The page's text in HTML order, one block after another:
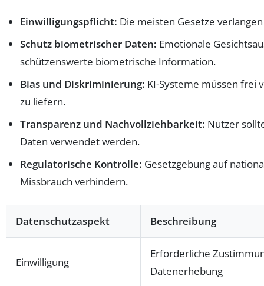
Einwilligungspflicht: Die meisten Gesetze
Schutz biometrischer Daten: Emotionale
schützenswerte biometrische Information.
Bias und Diskriminierung: KI-Systeme müssen frei
zu liefern.
Transparenz und Nachvollziehbarkeit: Nutzer
Daten verwendet werden.
Regulatorische Kontrolle: Gesetzgebung auf
Missbrauch verhindern.
Datenschutzaspekt Beschreibung
Einwilligung
Erforderliche
Datenerhebung